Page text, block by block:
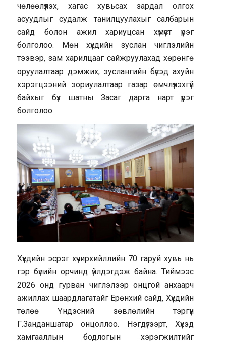
чөлөөлүүлэх, хагас хувьсах зардал олгох
асуудлыг судалж танилцуулахыг салбарын
сайд болон ажил хариуцсан хүмүүст үүрэг
болголоо. Мөн хүүхдийн зуслан чиглэлийн
тээвэр, зам харилцааг сайжруулахад хөрөнгө
оруулалтаар дэмжих, зуслангийн бүсэд ахуйн
хэрэгцээний зориулалтаар газар өмчлүүлэхгүй
байхыг бүх шатны Засаг дарга нарт үүрэг
болголоо.
Хүүхдийн эсрэг хүчирхийллийн 70 гаруй хувь нь
гэр бүлийн орчинд үйлдэгдэж байна. Тиймээс
2026 онд гурван чиглэлээр онцгой анхаарч
ажиллах шаардлагатайг Ерөнхий сайд, Хүүхдийн
төлөө Үндэсний зөвлөлийн тэргүүн
Г.Занданшатар онцоллоо. Нэгдүгээрт, Хүүхэд
хамгааллын бодлогын хэрэгжилтийг